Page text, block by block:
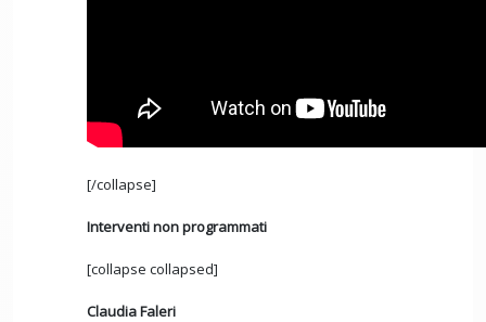
[/collapse]
Interventi non programmati
[collapse collapsed]
Claudia Faleri